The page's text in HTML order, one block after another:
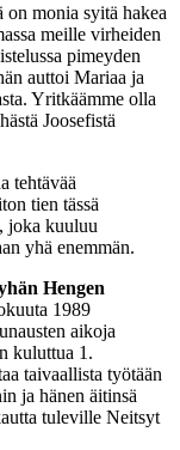
monia syitä hakea
meille virheiden
pimeyden
auttoi Mariaa ja
Yritkäämme olla
Joosefistä
tehtävää
tien tässä
joka kuuluu
yhä enemmän.
Hengen
1989
aikoja
kuluttua 1.
taivaallista työtään
ja hänen äitinsä
tuleville Neitsyt